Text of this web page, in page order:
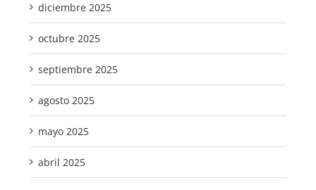
diciembre 2025
octubre 2025
septiembre 2025
agosto 2025
mayo 2025
abril 2025